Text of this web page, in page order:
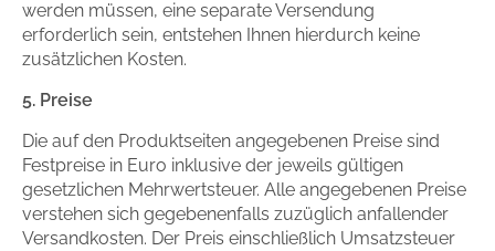
werden müssen, eine separate Versendung
erforderlich sein, entstehen Ihnen hierdurch keine
zusätzlichen Kosten.
5. Preise
Die auf den Produktseiten angegebenen Preise sind
Festpreise in Euro inklusive der jeweils gültigen
gesetzlichen Mehrwertsteuer. Alle angegebenen Preise
verstehen sich gegebenenfalls zuzüglich anfallender
Versandkosten. Der Preis einschließlich Umsatzsteuer